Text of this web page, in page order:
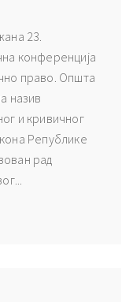
23.
конференција
право. Општа
назив
и кривичног
Републике
рад